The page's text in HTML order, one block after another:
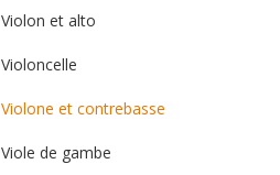
Violon et alto
Violoncelle
Violone et contrebasse
Viole de gambe